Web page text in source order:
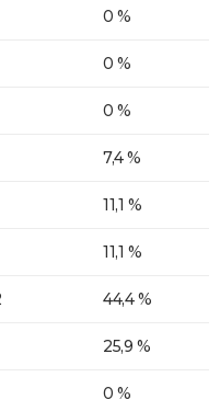
0 %
0 %
0 %
7,4 %
11,1 %
11,1 %
44,4 %
25,9 %
0 %